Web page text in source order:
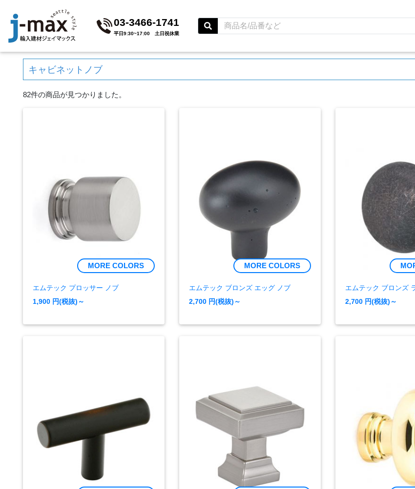
03-3466-1741
平⽇9:30~17:00 ⼟⽇祝休業
キャビネットノブ
82件の商品が見つかりました。
MORE COLORS
エムテック プロッサー ノブ
1,900 円(税抜)～
MORE COLORS
エムテック ブロンズ エッグ ノブ
2,700 円(税抜)～
エムテック ブロンズ
2,700 円(税抜)～